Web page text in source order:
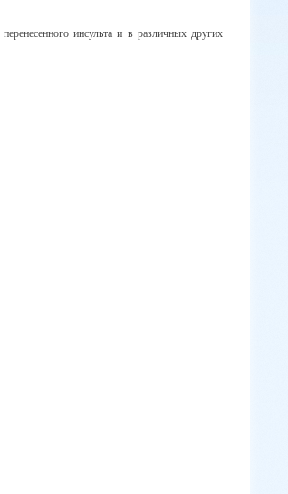
перенесенногоинсульта и в различных других